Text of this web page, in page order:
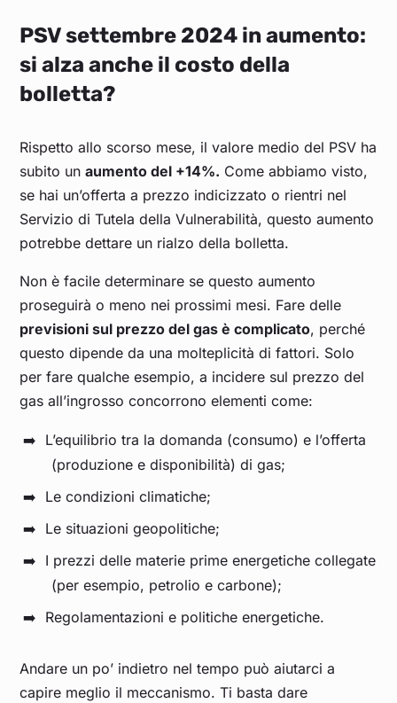
Maggio 2023 0,364
Marzo 2023 0,498
Febbraio 2023 0,608
Gennaio 2023 0,735
Dicembre 2022 1,234
Novembre 2022 0,965
Ottobre 2022 0,826
Agosto 2022
Luglio 2022 1,829
Maggio 2022 0,950
PSV settembre 2024 in aumento:
si alza anche il costo della
bolletta?
Rispetto allo scorso mese, il valore medio del PSV ha
subito unaumento del +14%. Come abbiamo visto,
se hai un’offerta a prezzo indicizzato o rientri nel
Servizio di Tutela della Vulnerabilità, questo aumento
potrebbe dettare un rialzo della bolletta.
Non è facile determinare se questo aumento
proseguirà o meno nei prossimi mesi. Fare delle
previsioni sul prezzo del gas è complicato, perché
questo dipende da una molteplicità di fattori. Solo
per fare qualche esempio, a incidere sul prezzo del
gas all’ingrosso concorrono elementi come:
L’equilibrio tra la domanda (consumo) e l’offerta
(produzione e disponibilità) di gas;
Le condizioni climatiche;
Le situazioni geopolitiche;
I prezzi delle materie prime energetiche collegate
(per esempio, petrolio e carbone);
Regolamentazioni e politiche energetiche.
Andare un po’ indietro nel tempo può aiutarci a
capire meglio il meccanismo. Ti basta dare